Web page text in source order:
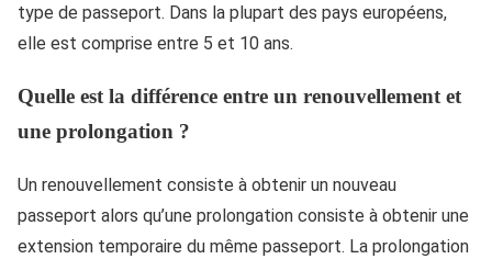
type de passeport. Dans la plupart des pays européens,
elle est comprise entre 5 et 10 ans.
Quelle est la différence entre un renouvellement et
une prolongation ?
Un renouvellement consiste à obtenir un nouveau
passeport alors qu’une prolongation consiste à obtenir une
extension temporaire du même passeport. La prolongation